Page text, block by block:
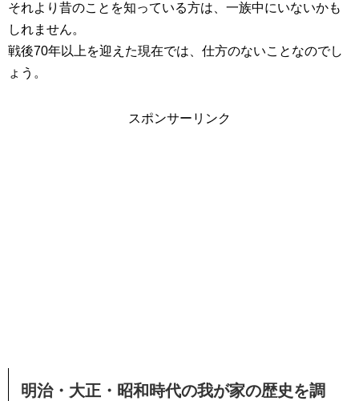
それより昔のことを知っている方は、一族中にいないかも
しれません。
戦後70年以上を迎えた現在では、仕方のないことなのでし
ょう。
スポンサーリンク
明治・大正・昭和時代の我が家の歴史を調